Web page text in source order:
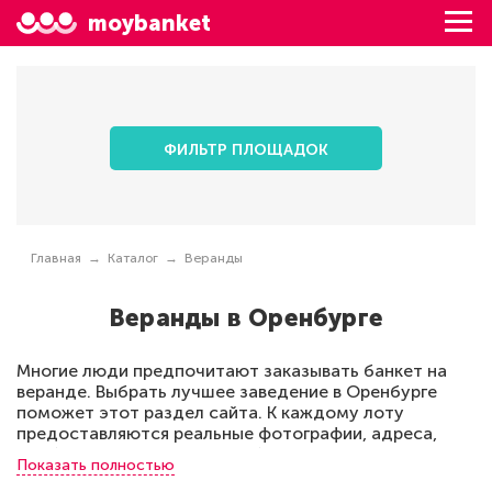
moybanket
ФИЛЬТР ПЛОЩАДОК
Главная Каталог Веранды
Веранды в Оренбурге
Многие люди предпочитают заказывать банкет на
веранде. Выбрать лучшее заведение в Оренбурге
поможет этот раздел сайта. К каждому лоту
предоставляются реальные фотографии, адреса,
особенности планировки, обслуживания, что
позволит сделать идеальный банкет. Предлагаемые
Показать полностью